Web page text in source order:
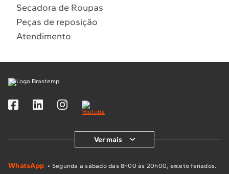
Secadora de Roupas
Peças de reposição
Atendimento
Ver mais
WhatsApp • Segunda a sábado das 8h00 às 20h00, exceto feriados.